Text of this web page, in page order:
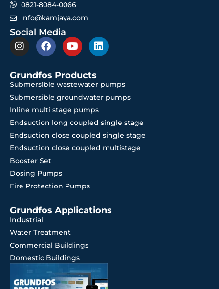
0821-8084-0066
info@kamjaya.com
Social Media
Grundfos Products
Submersible wastewater pumps
Submersible groundwater pumps
Inline multi stage pumps
Endsuction long coupled single stage
Endsuction close coupled single stage
Endsuction close coupled multistage
Booster Set
Dosing Pumps
Fire Protection Pumps
Grundfos Applications
Industrial
Water Treatment
Commercial Buildings
Domestic Buildings